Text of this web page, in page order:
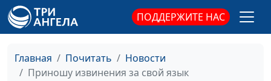
ПОДДЕРЖИТЕ НАС
Главная Почитать
Новости
Приношу извинения за свой язык